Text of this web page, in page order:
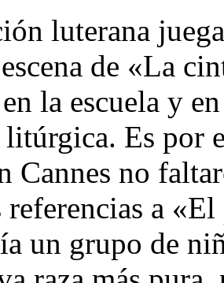
luterana
de «La
la escuela y
Es por
Cannes no
referencias a
un grupo de